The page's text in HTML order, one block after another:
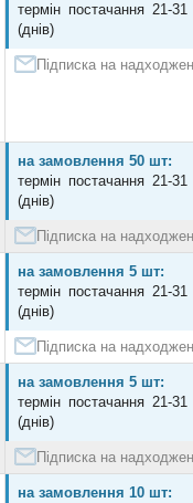
термін постачання 21-31
(днів)
Підписка на
на замовлення 50 шт:
термін постачання 21-31
(днів)
Підписка на
на замовлення 5 шт:
термін постачання 21-31
(днів)
Підписка на
на замовлення 5 шт:
термін постачання 21-31
(днів)
Підписка на
на замовлення 10 шт: